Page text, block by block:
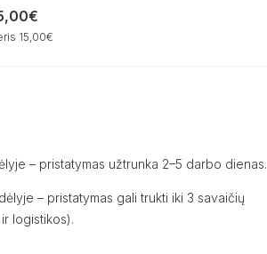
15,00€
– pristatymas užtrunka 2–5 darbo dienas.
– pristatymas gali trukti iki 3 savaičių
logistikos).